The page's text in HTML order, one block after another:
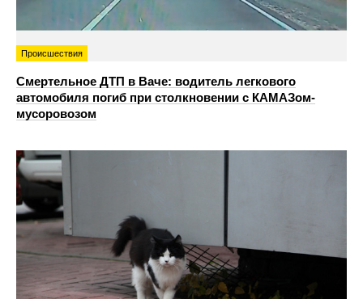
Происшествия
Смертельное ДТП в Ваче: водитель легкового
автомобиля погиб при столкновении с КАМАЗом-
мусоровозом